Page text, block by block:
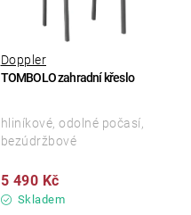
TOMBOLO zahradní křeslo
Doppler
Skladem
5 490 Kč
hliníkové, odolné počasí,
bezúdržbové